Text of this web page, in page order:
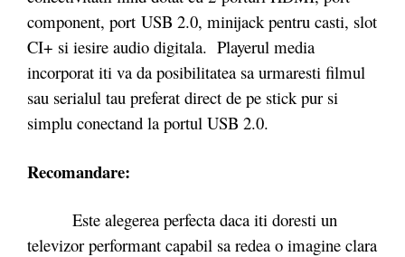
component, port USB 2.0, minijack pentru casti, slot
CI+ si iesire audio digitala. Playerul media
incorporat iti va da posibilitatea sa urmaresti filmul
sau serialul tau preferat direct de pe stick pur si
simplu conectand la portul USB 2.0.
Recomandare:
Este alegerea perfecta daca iti doresti un
televizor performant capabil sa redea o imagine clara